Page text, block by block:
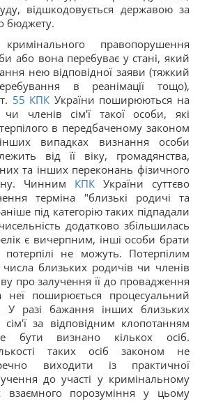
відшкодовується державою за
бюджету.
правопорушення
або вона перебуває у стані, який
нею відповідної заяви (тяжкий
в реанімації тощо),
55 КПК України поширюються на
членів сім'ї такої особи, які
в передбаченому законом
випадках визнання особи
від її віку, громадянства,
та інших переконань фізичного
Чинним КПК України суттєво
терміна "близькі родичі та
під категорію таких підпадали
додатково збільшилась
є вичерпним, інші особи брати
потерпілі не можуть. Потерпілим
числа близьких родичів чи членів
про залучення її до провадження
неї поширюється процесуальний
У разі бажання інших близьких
за відповідним клопотанням
бути визнано кількох осіб.
таких осіб законом не
виходити із практичної
до участі у кримінальному
взаємного порозуміння у цьому